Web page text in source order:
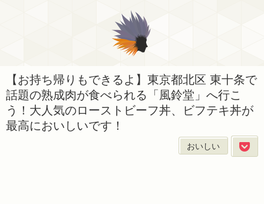
【お持ち帰りもできるよ】東京都北区 東十条で
話題の熟成肉が食べられる「風鈴堂」へ行こ
う！大人気のローストビーフ丼、ビフテキ丼が
最高においしいです！
おいしい